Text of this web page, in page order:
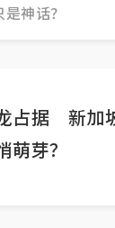
神话？
占据 新加
萌芽？